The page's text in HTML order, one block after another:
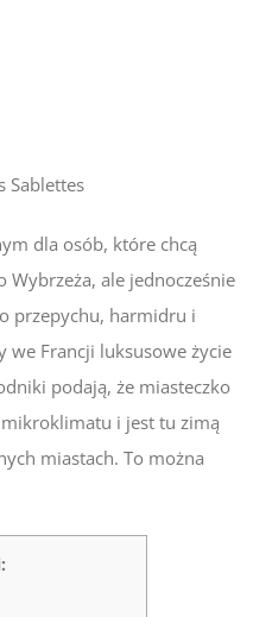
Sablettes
dla osób, które chcą
Wybrzeża, ale jednocześnie
przepychu, harmidru i
we Francji luksusowe życie
podają, że miasteczko
i jest tu zimą
miastach. To można